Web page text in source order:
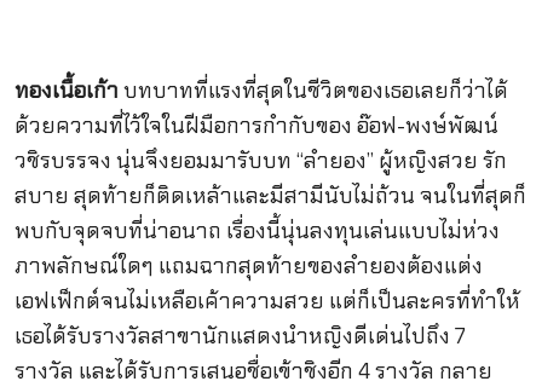
ทองเนื้อเก้า บทบาทที่แรงที่สุดในชีวิตของเธอเลยก็ว่าได้
ด้วยความที่ไว้ใจในฝีมือการกำกับของ อ๊อฟ-พงษ์พัฒน์
วชิรบรรจง นุ่นจึงยอมมารับบท “ลำยอง” ผู้หญิงสวย รัก
สบาย สุดท้ายก็ติดเหล้าและมีสามีนับไม่ถ้วน จนในที่สุดก็
พบกับจุดจบที่น่าอนาถ เรื่องนี้นุ่นลงทุนเล่นแบบไม่ห่วง
ภาพลักษณ์ใดๆ แถมฉากสุดท้ายของลำยองต้องแต่ง
เอฟเฟ็กต์จนไม่เหลือเค้าความสวย แต่ก็เป็นละครที่ทำให้
เธอได้รับรางวัลสาขานักแสดงนำหญิงดีเด่นไปถึง 7
รางวัล และได้รับการเสนอชื่อเข้าชิงอีก 4 รางวัล กลาย